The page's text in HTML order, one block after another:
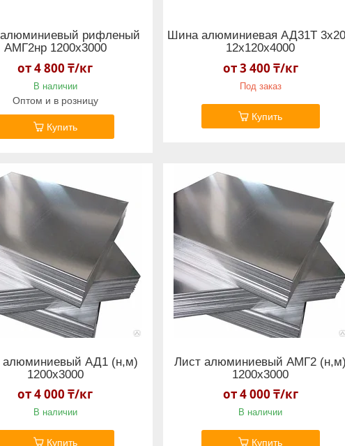
рифленый
АМГ2нр 1200х3000
от 4 800 ₸/кг
В наличии
Оптом и в розницу
Купить
Шина алюминиевая АД31Т
12х120х4000
от 3 400 ₸/кг
Под заказ
Купить
алюминиевый АД1 (н,м)
1200х3000
от 4 000 ₸/кг
В наличии
Купить
Лист алюминиевый АМГ2 (н,м)
1200х3000
от 4 000 ₸/кг
В наличии
Купить